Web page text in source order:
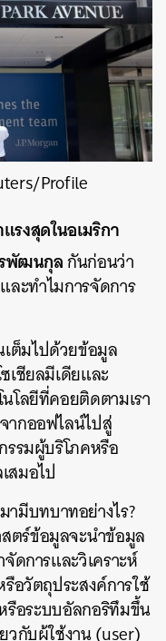
Profile
รงสุดในอเมริกา
พัฒนกุลกันก่อนว่า
ละทำไมการจัดการ
เต็มไปด้วยข้อมูล
เชียลมีเดียและ
โลยีที่คอยติดตามเรา
กออฟไลน์ไปสู่
รมผู้บริโภคหรือ
สมอไป
มีบทบาทอย่างไร?
ตร์ข้อมูลจะนำข้อมูล
ดการและวิเคราะห์
อวัตถุประสงค์การใช้
รือระบบอัลกอริทึมขึ้น
วกับผู้ใช้งาน (user)